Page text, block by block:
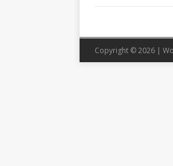
Copyright © 2026 |